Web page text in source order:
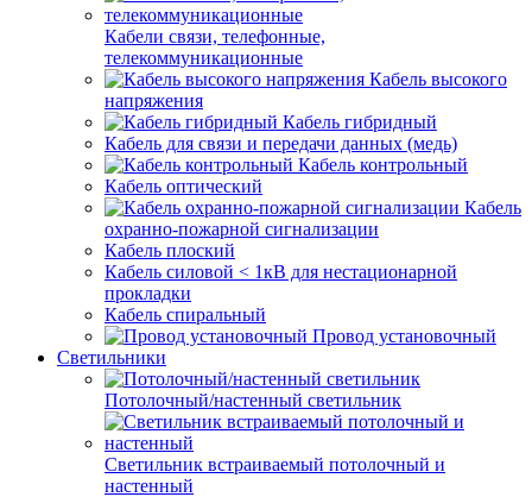
Кабели связи, телефонные,
телекоммуникационные
Кабель высокого
напряжения
Кабель гибридный
Кабель для связи и передачи данных (медь)
Кабель контрольный
Кабель оптический
Кабель
охранно-пожарной сигнализации
Кабель плоский
Кабель силовой < 1кВ для нестационарной
прокладки
Кабель спиральный
Провод установочный
Светильники
Потолочный/настенный светильник
Светильник встраиваемый потолочный и
настенный